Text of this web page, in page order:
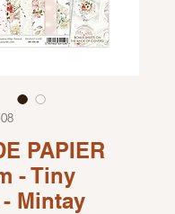
PAPIER
- Tiny
Mintay